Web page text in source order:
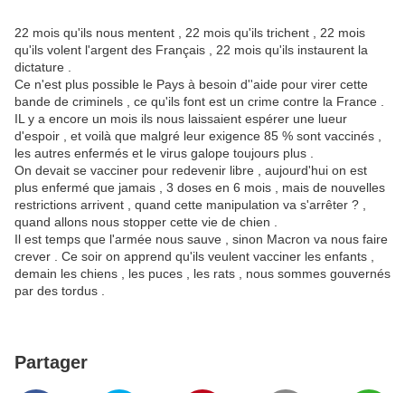
22 mois qu'ils nous mentent , 22 mois qu'ils trichent , 22 mois
qu'ils volent l'argent des Français , 22 mois qu'ils instaurent la
dictature .
Ce n'est plus possible le Pays à besoin d''aide pour virer cette
bande de criminels , ce qu'ils font est un crime contre la France .
IL y a encore un mois ils nous laissaient espérer une lueur
d'espoir , et voilà que malgré leur exigence 85 % sont vaccinés ,
les autres enfermés et le virus galope toujours plus .
On devait se vacciner pour redevenir libre , aujourd'hui on est
plus enfermé que jamais , 3 doses en 6 mois , mais de nouvelles
restrictions arrivent , quand cette manipulation va s'arrêter ? ,
quand allons nous stopper cette vie de chien .
Il est temps que l'armée nous sauve , sinon Macron va nous faire
crever . Ce soir on apprend qu'ils veulent vacciner les enfants ,
demain les chiens , les puces , les rats , nous sommes gouvernés
par des tordus .
Partager